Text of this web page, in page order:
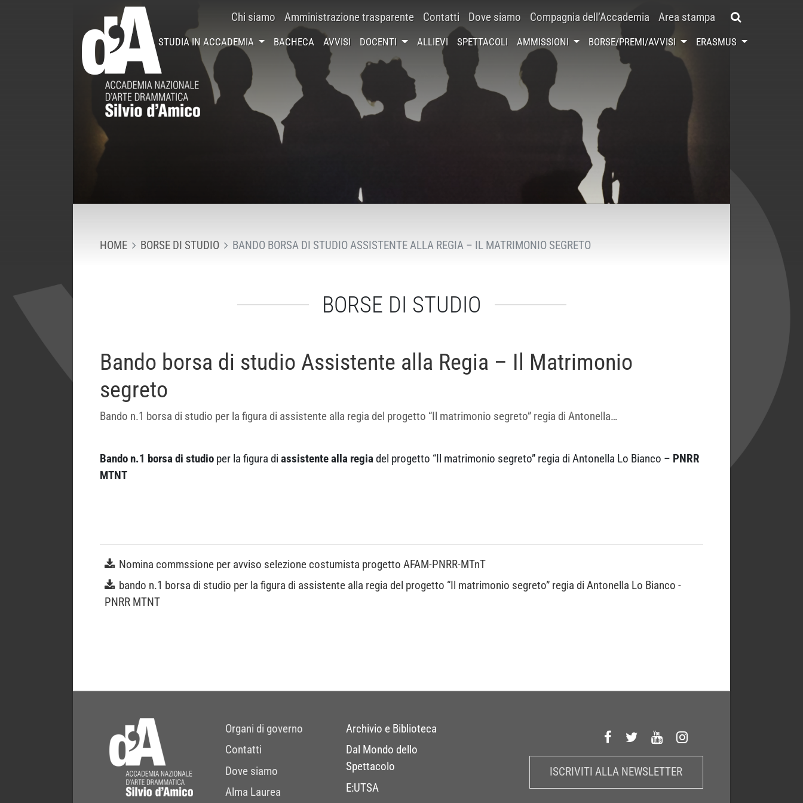
Chi siamo Amministrazione trasparente Contatti Dove siamo Compagnia dell’Accademia Area stampa
STUDIA IN ACCADEMIA BACHECA AVVISI DOCENTI ALLIEVI SPETTACOLI AMMISSIONI BORSE/PREMI/AVVISI ERASMUS
HOME BORSE DI STUDIO BANDO BORSA DI STUDIO ASSISTENTE ALLA REGIA – IL MATRIMONIO SEGRETO
BORSE DI STUDIO
Bando borsa di studio Assistente alla Regia – Il Matrimonio
segreto
Bando n.1 borsa di studio per la figura di assistente alla regia del progetto “Il matrimonio segreto” regia di Antonella…
Bando n.1 borsa di studio per la figura di assistente alla regiadel progetto “Il matrimonio segreto” regia di Antonella Lo Bianco – PNRR
MTNT
Nomina commssione per avviso selezione costumista progetto AFAM-PNRR-MTnT
bando n.1 borsa di studio per la figura di assistente alla regia del progetto “Il matrimonio segreto” regia di Antonella Lo Bianco -
PNRR MTNT
ISCRIVITI ALLA NEWSLETTER
Organi di governo
Contatti
Dove siamo
Alma Laurea
Archivio e Biblioteca
Dal Mondo dello
Spettacolo
E:UTSA